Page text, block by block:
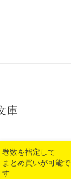
庫
巻数を指定して
まとめ買いが可能で
す